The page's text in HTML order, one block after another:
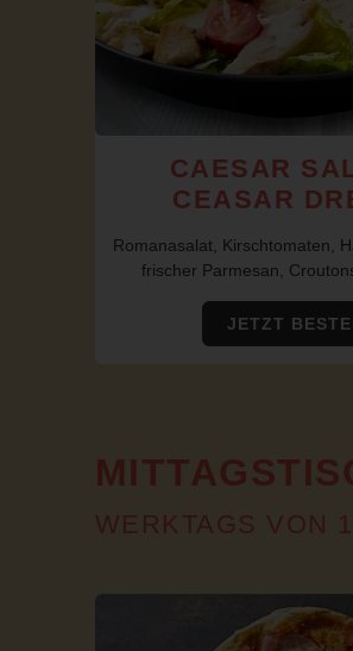
CAESAR
CEASAR
Romanasalat, Kirschtomaten,
frischer Parmesan,
JETZT
WERKTAGS VON